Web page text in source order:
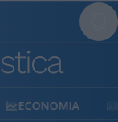
ECONOMIA